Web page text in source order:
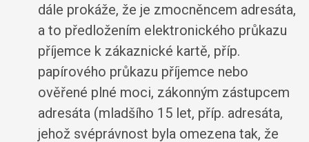
dále prokáže, že je zmocněncem adresáta,
a to předložením elektronického průkazu
příjemce k zákaznické kartě, příp.
papírového průkazu příjemce nebo
ověřené plné moci, zákonným zástupcem
adresáta (mladšího 15 let, příp. adresáta,
jehož svéprávnost byla omezena tak, že